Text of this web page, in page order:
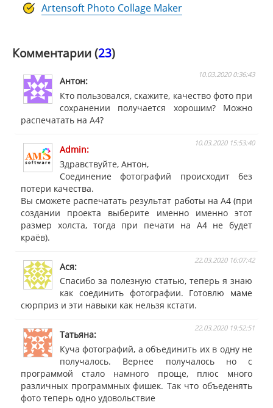
Artensoft Photo Collage Maker
Комментарии (23)
Антон
10.03.2020 0:36:43
Кто пользовался, скажите, качество фото при
сохранении получается хорошим? Можно
распечатать на А4?
Admin
10.03.2020 15:53:40
Здравствуйте, Антон,
Соединение фотографий происходит без
потери качества.
Вы сможете распечатать результат работы на А4 (при
создании проекта выберите именно именно этот
размер холста, тогда при печати на А4 не будет
краёв).
Ася
22.03.2020 16:07:42
Спасибо за полезную статью, теперь я знаю
как соединить фотографии. Готовлю маме
сюрприз и эти навыки как нельзя кстати.
Татьяна
22.03.2020 19:52:51
Куча фотографий, а объединить их в одну не
получалось. Вернее получалось но с
программой стало намного проще, плюс много
различных программных фишек. Так что объеденять
фото теперь одно удовольствие